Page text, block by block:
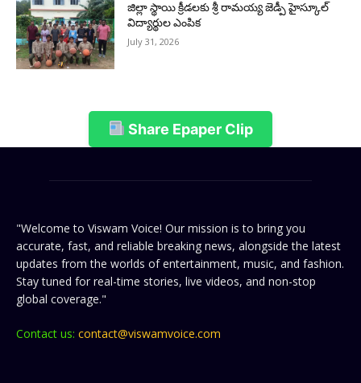
జిల్లా స్థాయి క్రీడలకు శ్రీ రామయ్య జెడ్పీ హైస్కూల్
విద్యార్థుల ఎంపిక
July 31, 2026
Share Epaper Clip
"Welcome to Viswam Voice! Our mission is to bring you
accurate, fast, and reliable breaking news, alongside the latest
updates from the worlds of entertainment, music, and fashion.
Stay tuned for real-time stories, live videos, and non-stop
global coverage."
Contact us: contact@viswamvoice.com